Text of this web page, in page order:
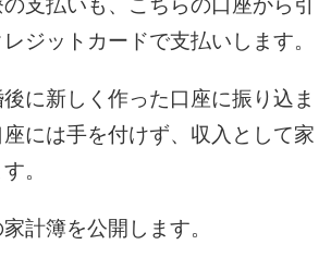
ジットカードで支払いします。
に新しく作った口座に振り込ま
には手を付けず、収入として家
。
計簿を公開します。